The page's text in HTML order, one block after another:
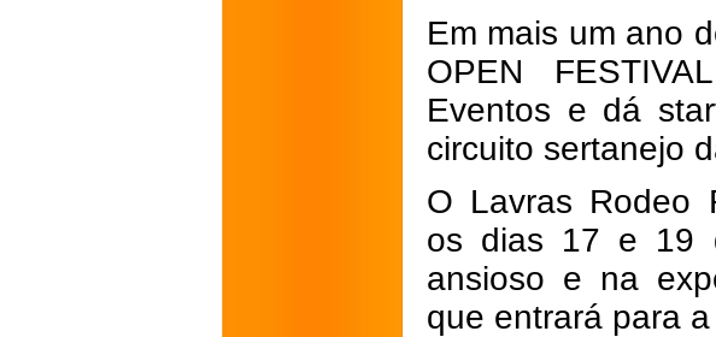
Em mais um ano
OPEN
Eventos e dá
circuito sertanejo
O Lavras Rodeo
os dias 17 e 19
ansioso e na
que entrará para